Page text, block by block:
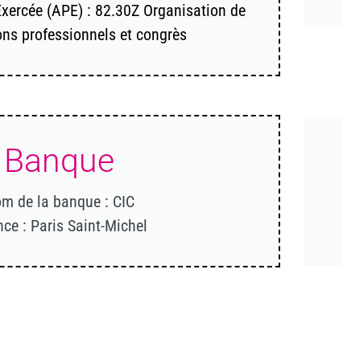
(APE) : 82.30Z Organisation de
professionnels et congrès
Banque
de la banque : CIC
: Paris Saint-Michel